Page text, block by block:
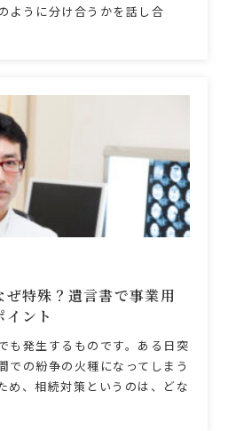
ように分け合うかを話し合
ぜ特殊？遺言書で事業用
ント
も発生するものです。ある日突
での紛争の火種になってしまう
め、相続対策というのは、どな